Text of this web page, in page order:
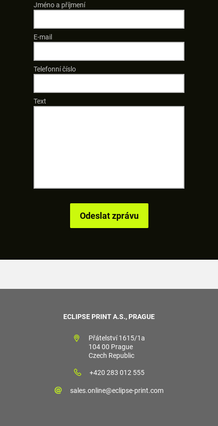
Jméno a příjmení
E-mail
Telefonní číslo
Text
ECLIPSE PRINT A.S., PRAGUE
Přátelství 1615/1a
104 00 Prague
Czech Republic
+420 283 012 555
sales.online@eclipse-print.com